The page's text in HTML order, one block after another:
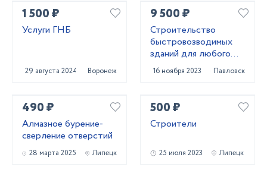
1 500 ₽
Услуги ГНБ
29 августа 2024 Воронеж
9 500 ₽
Строительство
быстровозводимых
зданий для любого
бизнеса
16 ноября 2023 Павловск
490 ₽
Алмазное бурение-
сверление отверстий
28 марта 2025 Липецк
500 ₽
Строители
25 июля 2023 Липецк